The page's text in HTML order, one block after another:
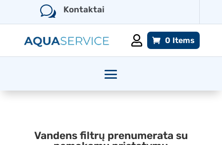
w Kontaktai
 0 Items
Vandens filtrų prenumerata su